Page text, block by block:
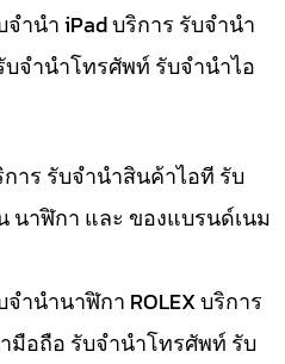
ำนำ iPad บริการ รับจำนำ
จำนำโทรศัพท์ รับจำนำไอ
าร รับจำนำสินค้าไอที รับ
นาฬิกา และ ของแบรนด์เนม
ำนำนาฬิกา ROLEX บริการ
มือถือ รับจำนำโทรศัพท์ รับ